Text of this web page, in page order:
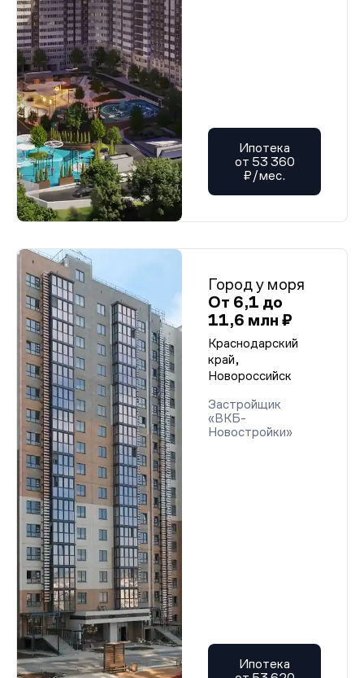
Ипотека
от 53 360
₽/мес.
Город у моря
От 6,1 до
11,6 млн ₽
Краснодарский
край,
Новороссийск
Застройщик
«ВКБ-
Новостройки»
Ипотека